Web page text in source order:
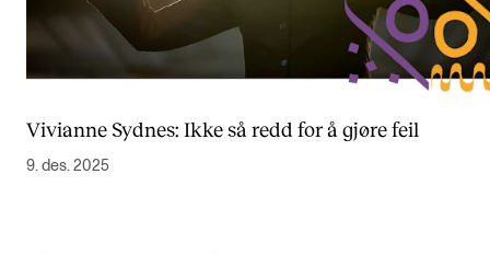
Vivianne Sydnes: Ikke så redd for å gjøre feil
9. des. 2025